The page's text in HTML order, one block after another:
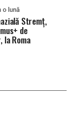
reținut după
o lună
Stremț,
de
la Roma